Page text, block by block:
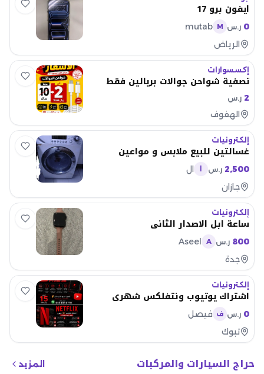
ايفون برو 17
0 ر.س M
mutab
الرياض
إكسسوارات
تصفية شواحن جوالات بريالين فقط
2 ر.س
الهفوف
إلكترونيات
غسالتين للبيع ملابس و مواعين
2,500 ر.س
ال
جازان
إلكترونيات
ساعة ابل الاصدار الثاني
800 ر.س A
Aseel
جدة
إلكترونيات
اشتراك يوتيوب ونتفلكس شهري
0 ر.س ف فيصل
تبوك
حراج السيارات والمركبات المزيد